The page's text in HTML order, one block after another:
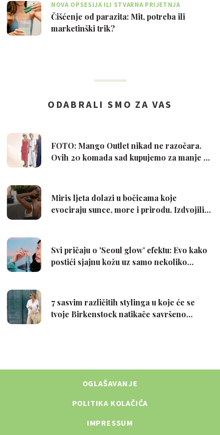
NOVA OPSESIJA ILI STVARNA PRIJETNJA
Čišćenje od parazita: Mit, potreba ili
marketinški trik?
OGLAŠAVANJE
POLITIKA KOLAČIĆA
IMPRESSUM